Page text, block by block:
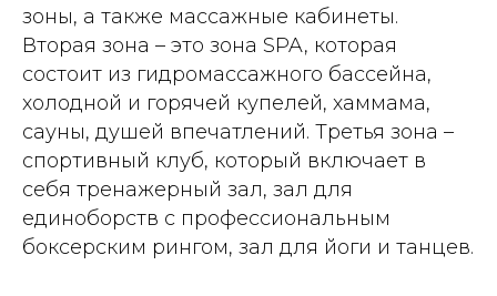
зоны, а также массажные кабинеты.
Вторая зона – это зона SPA, которая
состоит из гидромассажного бассейна,
холодной и горячей купелей, хаммама,
сауны, душей впечатлений. Третья зона –
спортивный клуб, который включает в
себя тренажерный зал, зал для
единоборств с профессиональным
боксерским рингом, зал для йоги и танцев.